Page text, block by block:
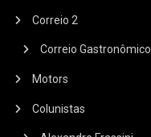
Correio 2
Correio Gastronômico
Motors
Colunistas